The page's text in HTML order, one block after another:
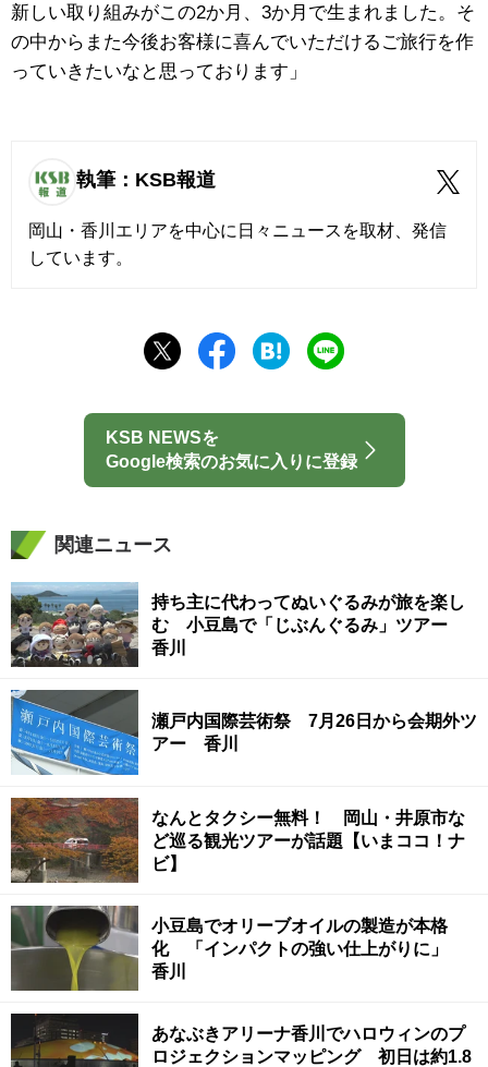
新しい取り組みがこの2か月、3か月で生まれました。そ
の中からまた今後お客様に喜んでいただけるご旅行を作
っていきたいなと思っております」
執筆：KSB報道
岡山・香川エリアを中心に日々ニュースを取材、発信
しています。
KSB NEWSを
Google検索のお気に入りに登録
関連ニュース
持ち主に代わってぬいぐるみが旅を楽し
む 小豆島で「じぶんぐるみ」ツアー
香川
瀬戸内国際芸術祭 7月26日から会期外ツ
アー 香川
なんとタクシー無料！ 岡山・井原市な
ど巡る観光ツアーが話題【いまココ！ナ
ビ】
小豆島でオリーブオイルの製造が本格
化 「インパクトの強い仕上がりに」
香川
あなぶきアリーナ香川でハロウィンのプ
ロジェクションマッピング 初日は約1.8